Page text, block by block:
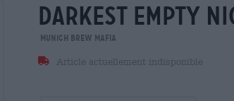
darkest empty
Munich Brew Mafia
Article actuellement indisponible